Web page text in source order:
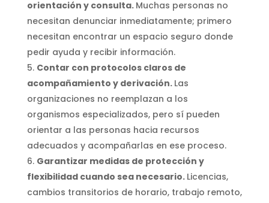
orientación y consulta. Muchas personas no
necesitan denunciar inmediatamente; primero
necesitan encontrar un espacio seguro donde
pedir ayuda y recibir información.
Contar con protocolos claros de
acompañamiento y derivación. Las
organizaciones no reemplazan a los
organismos especializados, pero sí pueden
orientar a las personas hacia recursos
adecuados y acompañarlas en ese proceso.
Garantizar medidas de protección y
flexibilidad cuando sea necesario. Licencias,
cambios transitorios de horario, trabajo remoto,